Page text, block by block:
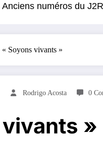
Anciens numéros du J2R
« Soyons vivants »
Rodrigo Acosta 0
»